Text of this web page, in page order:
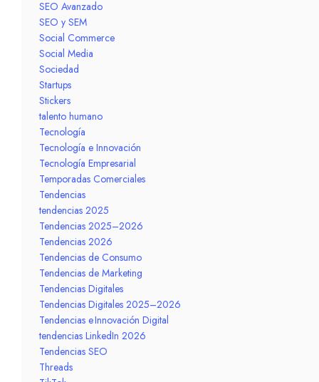
SEO Avanzado
SEO y SEM
Social Commerce
Social Media
Sociedad
Startups
Stickers
talento humano
Tecnología
Tecnología e Innovación
Tecnología Empresarial
Temporadas Comerciales
Tendencias
tendencias 2025
Tendencias 2025–2026
Tendencias 2026
Tendencias de Consumo
Tendencias de Marketing
Tendencias Digitales
Tendencias Digitales 2025–2026
Tendencias e Innovación Digital
tendencias LinkedIn 2026
Tendencias SEO
Threads